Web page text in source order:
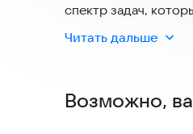
спектр задач,
Сложный дизайн
Читать дальше
Возможно,